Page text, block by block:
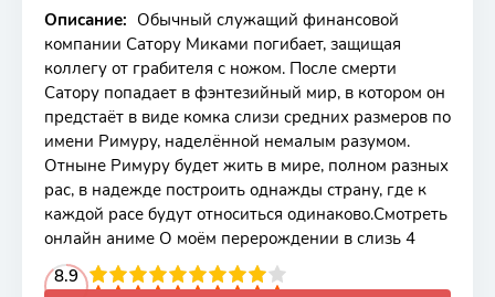
Описание: Обычный служащий финансовой
компании Сатору Миками погибает, защищая
коллегу от грабителя с ножом. После смерти
Сатору попадает в фэнтезийный мир, в котором он
предстаёт в виде комка слизи средних размеров по
имени Римуру, наделённой немалым разумом.
Отныне Римуру будет жить в мире, полном разных
рас, в надежде построить однажды страну, где к
каждой расе будут относиться одинаково.Смотреть
онлайн аниме О моём перерождении в слизь 4
8.9
4 5 6 7 8 9 10